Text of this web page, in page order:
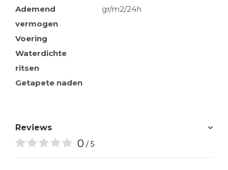
Ademend
vermogen
gr/m2/24h
Voering
Waterdichte
ritsen
Getapete naden
Reviews
0 / 5